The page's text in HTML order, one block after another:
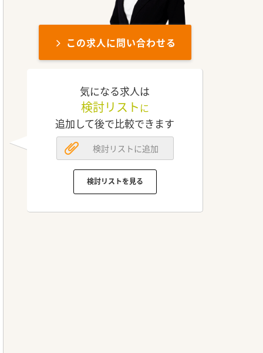
この求人に問い合わせる
気になる求人は
検討リスト に
追加して後で比較できます
検討リストに追加
検討リストを見る